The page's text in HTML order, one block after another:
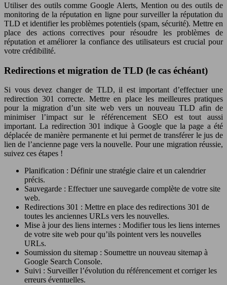
Utiliser des outils comme Google Alerts, Mention ou des outils de
monitoring de la réputation en ligne pour surveiller la réputation du
TLD et identifier les problèmes potentiels (spam, sécurité). Mettre en
place des actions correctives pour résoudre les problèmes de
réputation et améliorer la confiance des utilisateurs est crucial pour
votre crédibilité.
Redirections et migration de TLD (le cas échéant)
Si vous devez changer de TLD, il est important d’effectuer une
redirection 301 correcte. Mettre en place les meilleures pratiques
pour la migration d’un site web vers un nouveau TLD afin de
minimiser l’impact sur le référencement SEO est tout aussi
important. La redirection 301 indique à Google que la page a été
déplacée de manière permanente et lui permet de transférer le jus de
lien de l’ancienne page vers la nouvelle. Pour une migration réussie,
suivez ces étapes !
Planification : Définir une stratégie claire et un calendrier
précis.
Sauvegarde : Effectuer une sauvegarde complète de votre site
web.
Redirections 301 : Mettre en place des redirections 301 de
toutes les anciennes URLs vers les nouvelles.
Mise à jour des liens internes : Modifier tous les liens internes
de votre site web pour qu’ils pointent vers les nouvelles
URLs.
Soumission du sitemap : Soumettre un nouveau sitemap à
Google Search Console.
Suivi : Surveiller l’évolution du référencement et corriger les
erreurs éventuelles.